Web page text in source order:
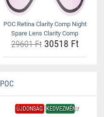
POC Retina Clarity Comp Night
Spare Lens Clarity Comp
29601 Ft30518 Ft
ÚJDONSÁG KEDVEZMÉNY